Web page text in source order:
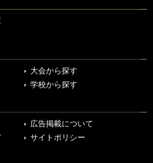
大会から探す
学校から探す
広告掲載について
サイトポリシー